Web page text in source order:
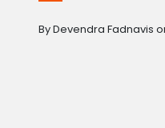
By Devendra Fadnavis